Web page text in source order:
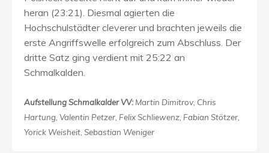
heran (23:21). Diesmal agierten die
Hochschulstädter cleverer und brachten jeweils die
erste Angriffswelle erfolgreich zum Abschluss. Der
dritte Satz ging verdient mit 25:22 an
Schmalkalden.
Aufstellung Schmalkalder VV: Martin Dimitrov, Chris
Hartung, Valentin Petzer, Felix Schliewenz, Fabian Stötzer,
Yorick Weisheit, Sebastian Weniger